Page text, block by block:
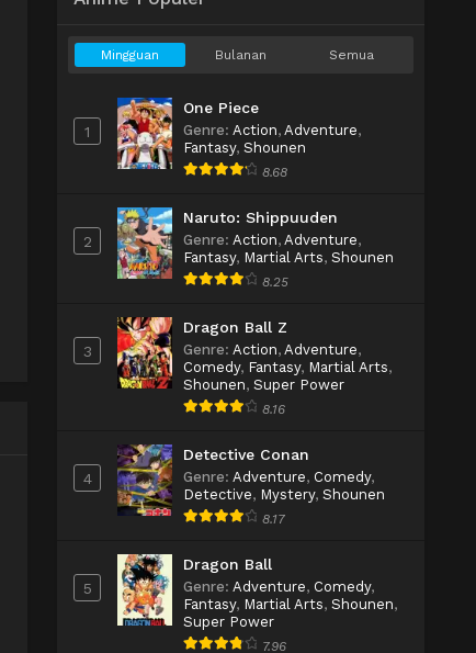
Mingguan Bulanan Semua
1
One Piece
Genre: Action, Adventure,
Fantasy, Shounen
8.68
2
Naruto: Shippuuden
Genre: Action, Adventure,
Fantasy, Martial Arts, Shounen
8.25
3
Dragon Ball Z
Genre: Action, Adventure,
Comedy, Fantasy, Martial Arts,
Shounen, Super Power
8.16
4
Detective Conan
Genre: Adventure, Comedy,
Detective, Mystery, Shounen
8.17
5
Dragon Ball
Genre: Adventure, Comedy,
Fantasy, Martial Arts, Shounen,
Super Power
7.96